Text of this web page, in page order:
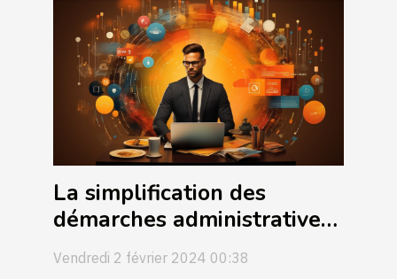
La simplification des
démarches administratives
pour les entrepreneurs
grâce aux déclarations
Vendredi 2 février 2024 00:38